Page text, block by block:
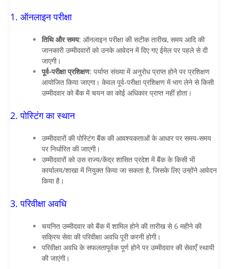
1. ऑनलाइन परीक्षा
तिथि और समय: ऑनलाइन परीक्षा की सटीक तारीख, समय आदि की
जानकारी उम्मीदवारों को उनके आवेदन में दिए गए ईमेल पर पहले से दी
जाएगी।
पूर्व-परीक्षा प्रशिक्षण: पर्याप्त संख्या में अनुरोध प्राप्त होने पर प्रशिक्षण
आयोजित किया जाएगा। केवल पूर्व-परीक्षा प्रशिक्षण में भाग लेने से किसी
उम्मीदवार को बैंक में चयन का कोई अधिकार प्राप्त नहीं होता।
2. पोस्टिंग का स्थान
उम्मीदवारों की पोस्टिंग बैंक की आवश्यकताओं के आधार पर समय-समय
पर निर्धारित की जाएगी।
उम्मीदवारों को उस राज्य/केंद्र शासित प्रदेश में बैंक के किसी भी
कार्यालय/शाखा में नियुक्त किया जा सकता है, जिसके लिए उन्होंने आवेदन
किया है।
3. परिवीक्षा अवधि
चयनित उम्मीदवार को बैंक में शामिल होने की तारीख से 6 महीने की
सक्रिय सेवा की परिवीक्षा अवधि पूरी करनी होगी।
परिवीक्षा अवधि के सफलतापूर्वक पूर्ण होने पर उम्मीदवार की सेवाएँ स्थायी
की जाएंगी।